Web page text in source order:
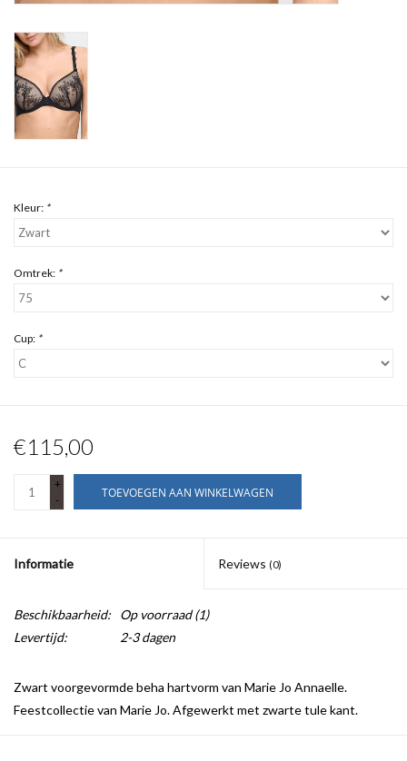
Kleur: *
Omtrek: *
Cup: *
€115,00
+
-
TOEVOEGEN AAN WINKELWAGEN
Informatie Reviews (0)
Beschikbaarheid: Op voorraad(1)
Levertijd:
2-3 dagen
Zwart voorgevormde beha hartvorm van Marie Jo Annaelle.
Feestcollectie van Marie Jo. Afgewerkt met zwarte tule kant.